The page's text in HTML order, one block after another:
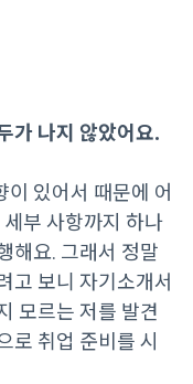
가 나지 않았어요.
있어서 때문에 어
부 사항까지 하나
해요. 그래서 정말
고 보니 자기소개서
모르는 저를 발견
로 취업 준비를 시